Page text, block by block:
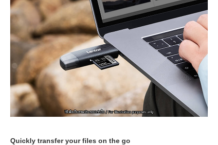
Quickly transfer your files on the go